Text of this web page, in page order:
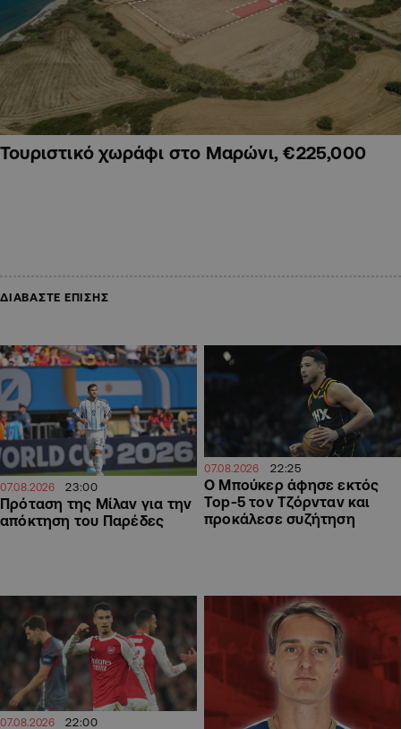
Τουριστικό χωράφι στο Μαρώνι, €225,000
ΔΙΑΒΑΣΤΕ ΕΠΙΣΗΣ
07.08.2026 23:00
Πρόταση της Μίλαν για την
απόκτηση του Παρέδες
07.08.2026 22:25
Ο Μπούκερ άφησε εκτός
Top-5 τον Τζόρνταν και
προκάλεσε συζήτηση
07.08.2026 22:00